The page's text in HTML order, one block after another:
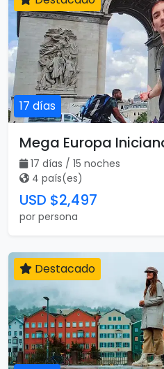
17 días
Mega Europa
17 días / 15 noches
4 país(es)
USD $2,497
por persona
Destacado